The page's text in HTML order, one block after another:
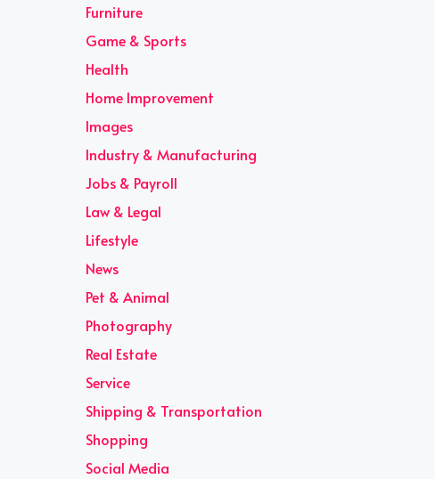
Furniture
Game & Sports
Health
Home Improvement
Images
Industry & Manufacturing
Jobs & Payroll
Law & Legal
Lifestyle
News
Pet & Animal
Photography
Real Estate
Service
Shipping & Transportation
Shopping
Social Media